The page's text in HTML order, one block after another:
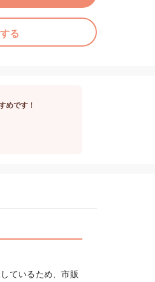
る
めです！
ているため、市販